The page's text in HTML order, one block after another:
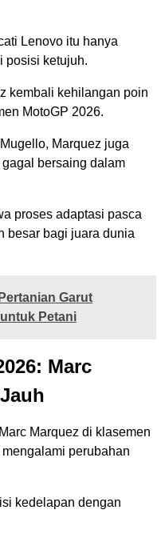
Lenovo itu hanya
posisi ketujuh.
kembali kehilangan poin
MotoGP 2026.
Marquez juga
bersaing dalam
proses adaptasi pasca
besar bagi juara dunia
Garut
Petani
Marc
Marquez di klasemen
perubahan
kedelapan dengan